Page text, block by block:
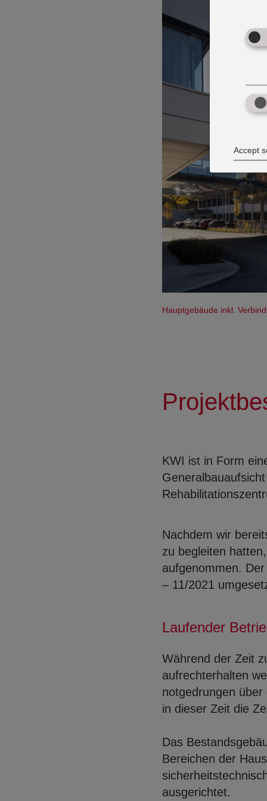
Hauptgebäude inkl.
KWI ist in Form
Nachdem wir
zu begleiten
aufgenommen.
– 11/2021
Laufender
Während der Zeit
aufrechterhalten
notgedrungen
in dieser Zeit die
Das
Bereichen der
ausgerichtet.
Accept